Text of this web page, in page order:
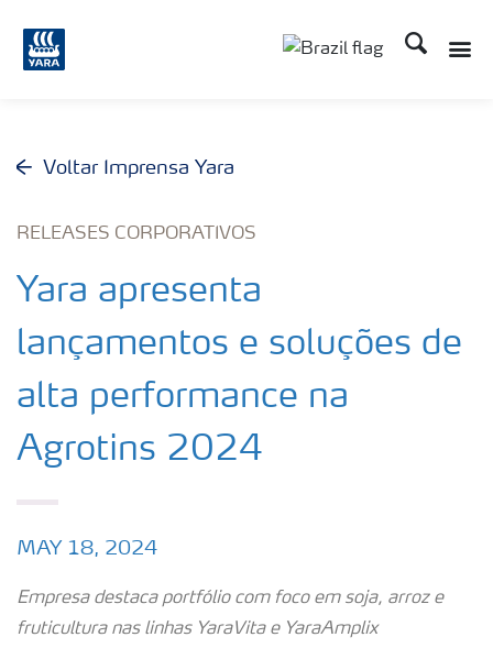
Busca
Voltar Imprensa Yara
RELEASES CORPORATIVOS
Yara apresenta
lançamentos e soluções de
alta performance na
Agrotins 2024
MAY 18, 2024
Empresa destaca portfólio com foco em soja, arroz e
fruticultura nas linhas YaraVita e YaraAmplix